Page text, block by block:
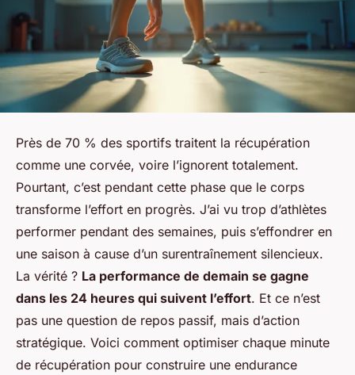
Près de 70 % des sportifs traitent la récupération
comme une corvée, voire l’ignorent totalement.
Pourtant, c’est pendant cette phase que le corps
transforme l’effort en progrès. J’ai vu trop d’athlètes
performer pendant des semaines, puis s’effondrer en
une saison à cause d’un surentraînement silencieux.
La vérité ? La performance de demain se gagne
dans les 24 heures qui suivent l’effort. Et ce n’est
pas une question de repos passif, mais d’action
stratégique. Voici comment optimiser chaque minute
de récupération pour construire une endurance